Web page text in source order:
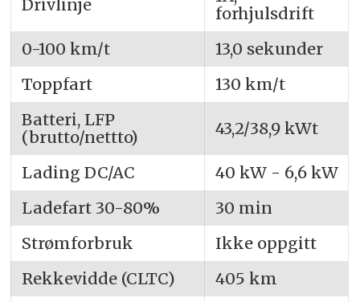
Drivlinje
forhjulsdrift
0-100 km/t
13,0 sekunder
Toppfart
130 km/t
Batteri, LFP
(brutto/nettto)
43,2/38,9 kWt
Lading DC/AC
40 kW - 6,6 kW
Ladefart 30-80%
30 min
Strømforbruk
Ikke oppgitt
Rekkevidde (CLTC)
405 km